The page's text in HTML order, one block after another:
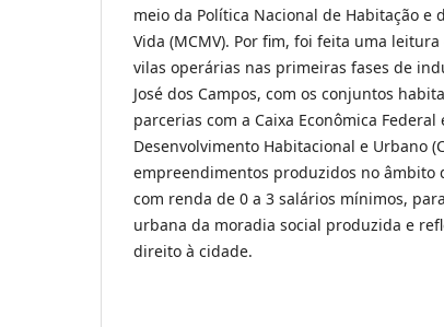
meio da Política Nacional de Habitação e
Vida (MCMV). Por fim, foi feita uma
vilas operárias nas primeiras fases de
José dos Campos, com os conjuntos
parcerias com a Caixa Econômica
Desenvolvimento Habitacional e Urbano
empreendimentos produzidos no âmbito
com renda de 0 a 3 salários mínimos,
urbana da moradia social produzida e
direito à cidade.